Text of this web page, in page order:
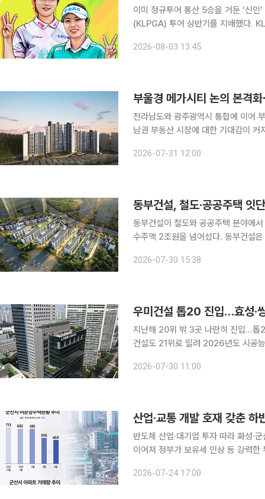
이미 정규투어 통산 5승을 거둔 ‘신
(KLPGA) 투어 상반기를 지배했다. KLPGA는 3일 2026시즌 상반기 결산 자료를 공개했다. 김민
2026-08-03 13:45
부울경 메가시티 논의 본격
전라남도와 광주광역시 통합에 이어
남권 부동산 시장에 대한 기대감이
계에 따르면, 최근 전남과 광주가 통
2026-07-31 12:00
동부건설, 철도·공공주택
동부건설이 철도와 공공주택 분야에
수주액 2조원을 넘어섰다. 동부건설은 국가철도공단이 발주한 ‘남부내륙철도 제10공구 건설공사’의
블록 통합형 민간참여 공공주택건설
2026-07-30 15:38
우미건설 톱20 진입…효성·
지난해 20위 밖 3곳 나란히 진입…톱
건설도 21위로 밀려 2026년도 시공능력평가에서 10위권 밖 중견 건설사들의 순위가 크게 뒤바뀌
2026-07-30 11:00
산업·교통 개발 호재 갖춘 하
반도체 산업·대기업 투자 따라 화성·
이어져 정부가 보유세 인상 등 강력한 부동산 대책을 내놓을 가능성이 커지면서 투자자와 실수요자
론 인구 유입과 상권 활성화, 집값 상
2026-07-24 17:00